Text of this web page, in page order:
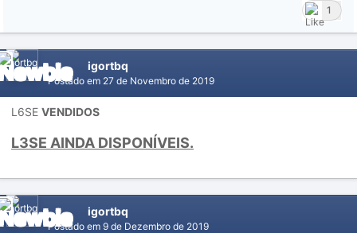
1
igortbq
Postado em 27 de Novembro de 2019
L6SE VENDIDOS
L3SE AINDA DISPONÍVEIS.
igortbq
Postado em 9 de Dezembro de 2019